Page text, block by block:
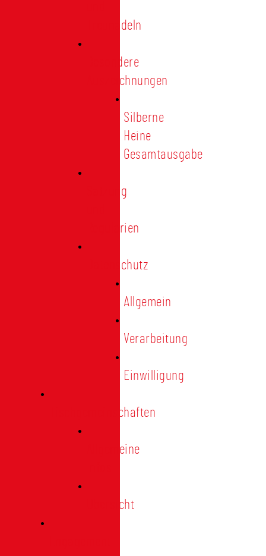
Treunadeln
Besondere
Auszeichnungen
Silberne
Heine
Gesamtausgabe
Satzung
Regularien
Datenschutz
Allgemein
Verarbeitung
Einwilligung
Tischgemeinschaften
Allgemeine
Übersicht